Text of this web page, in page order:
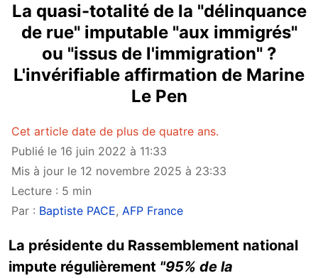
La quasi-totalité de la "délinquance
de rue" imputable "aux immigrés"
ou "issus de l'immigration" ?
L'invérifiable affirmation de Marine
Le Pen
Cet article date de plus de quatre ans.
Publié le 16 juin 2022 à 11:33
Mis à jour le 12 novembre 2025 à 23:33
Lecture : 5 min
Par : Baptiste PACE, AFP France
La présidente du Rassemblement national
impute régulièrement "95% de la